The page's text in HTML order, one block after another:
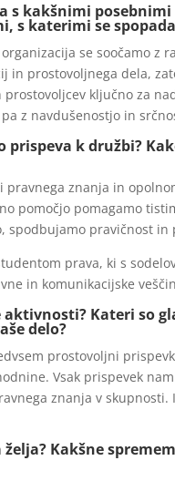
s kakšnimi
s katerimi se
se soočamo z
in prostovoljnega dela,
prostovoljcev ključno za
z navdušenostjo in
prispeva k družbi?
pravnega znanja in
pomočjo pomagamo
spodbujamo pravičnost
prava, ki s
in komunikacijske
aktivnosti? Kateri so
delo?
prostovoljni
Vsak prispevek
znanja v
želja? Kakšne